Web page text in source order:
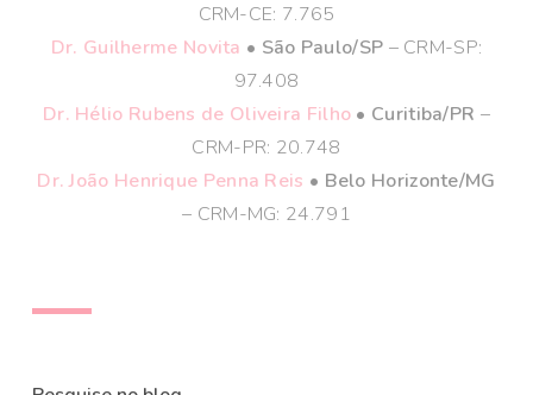
CRM-CE: 7.765
Dr. Guilherme Novita • São Paulo/SP – CRM-SP:
97.408
Dr. Hélio Rubens de Oliveira Filho • Curitiba/PR –
CRM-PR: 20.748
Dr. João Henrique Penna Reis • Belo Horizonte/MG
– CRM-MG: 24.791